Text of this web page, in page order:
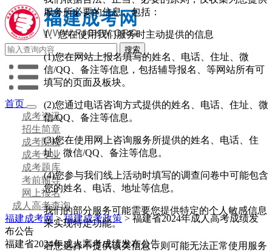
首页
成考资讯
招生简章
成考院校
成考专业
成考题库
考前辅导
网上报名
成人高考查询
福建成考网>福建成考政策> 福建省2024年成人高考成绩发
布公告
福建省2024年成人高考成绩发布公告
服务所必要的信息。包括：
1、您在使用我们服务时主动提供的信息
(1)您在网站上报名填写的姓名、电话、住址、微
信/QQ、备注等信息，包括辅导报名、等网站所有可
填写的页面及板块。
(2)您通过电话咨询方式提供的姓名、电话、住址、微
信/QQ、备注等信息。
(3)您在使用网上咨询服务所提供的姓名、电话、住
址、微信/QQ、备注等信息。
(4)您参与我们线上活动时填写的调查问卷中可能包含
您的姓名、电话、地址等信息。
我们的部分服务可能需要您提供特定的个人敏感信息
来实现特定功能。
若您选择不提供该类信息，则可能无法正常使用服务